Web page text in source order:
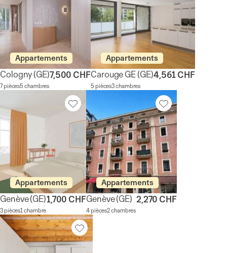
Appartements
Cologny(GE)
7 pièces5 chambres
7,500 CHF
Appartements
Carouge GE(GE)
5 pièces3 chambres
4,561 CHF
Appartements
Genève(GE)
3 pièces1 chambre
1,700 CHF
Appartements
Genève(GE)
4 pièces2 chambres
2,270 CHF